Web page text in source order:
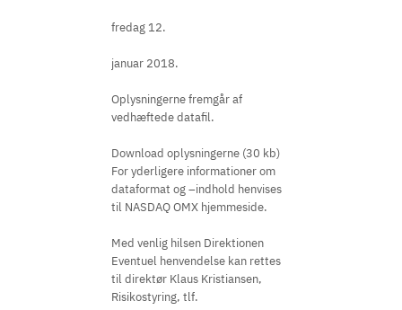
fredag 12.
januar 2018.
Oplysningerne fremgår af
vedhæftede datafil.
Download oplysningerne (30 kb)
For yderligere informationer om
dataformat og –indhold henvises
til NASDAQ OMX hjemmeside.
Med venlig hilsen Direktionen
Eventuel henvendelse kan rettes
til direktør Klaus Kristiansen,
Risikostyring, tlf.